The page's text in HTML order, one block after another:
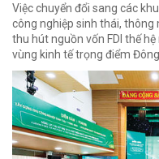
Việc chuyển đổi sang các
công nghiệp sinh thái, thông
thu hút nguồn vốn FDI thế
vùng kinh tế trọng điểm